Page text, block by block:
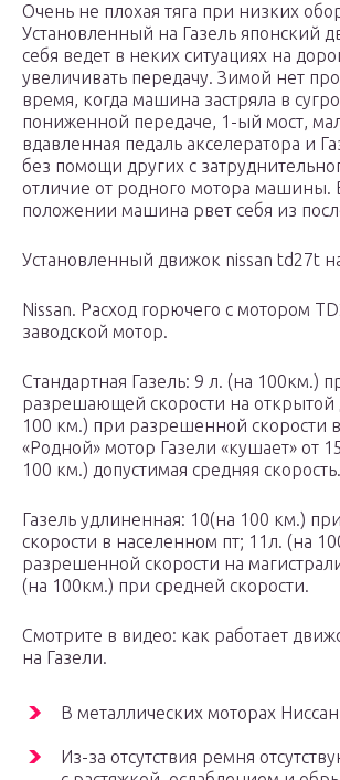
Очень не плохая тяга при низких
Установленный на Газель японский
себя ведет в неких ситуациях на
увеличивать передачу. Зимой нет
время, когда машина застряла в
пониженной передаче, 1-ый мост,
вдавленная педаль акселератора и
без помощи других с
отличие от родного мотора машины.
положении машина рвет себя из
Установленный движок nissan td27t
Nissan. Расход горючего с мотором
заводской мотор.
Стандартная Газель: 9 л. (на 100км.)
разрешающей скорости на открытой
100 км.) при разрешенной скорости
«Родной» мотор Газели «кушает» от
100 км.) допустимая средняя скорость.
Газель удлиненная: 10(на 100 км.)
скорости в населенном пт; 11л. (на
разрешенной скорости на
(на 100км.) при средней скорости.
Смотрите в видео: как работает
на Газели.
В металлических моторах
Из-за отсутствия ремня